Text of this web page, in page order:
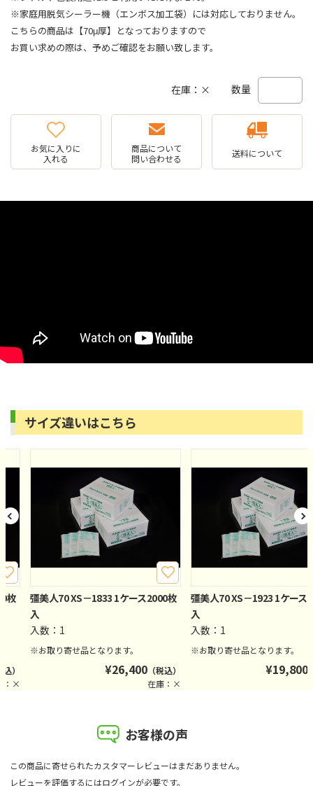
※家庭用脱気シーラー機（エンボス加工袋）には対応しておりません。
こちらの商品は【70μ厚】となっておりますので
お買い求めの際は、予めご確認をお願い致します。
在庫：× 数量
お気に入りに
入れる
商品について
問い合わせる
送料について
サイズ違いはこちら
枚
）
：×
彊美人70 XS－1833 1ケース2000枚
入
入数：1
※お取り寄せ品となります。
¥26,400 （税込）
在庫：×
彊美人70 XS－1923 1ケース
入
入数：1
※お取り寄せ品となります。
¥19,800
お客様の声
この商品に寄せられたカスタマーレビューはまだありません。
レビューを評価するにはログインが必要です。